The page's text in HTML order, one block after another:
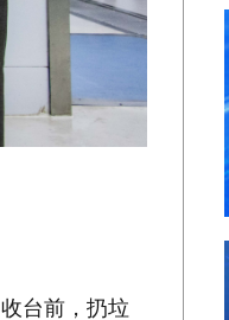
台前，扔垃